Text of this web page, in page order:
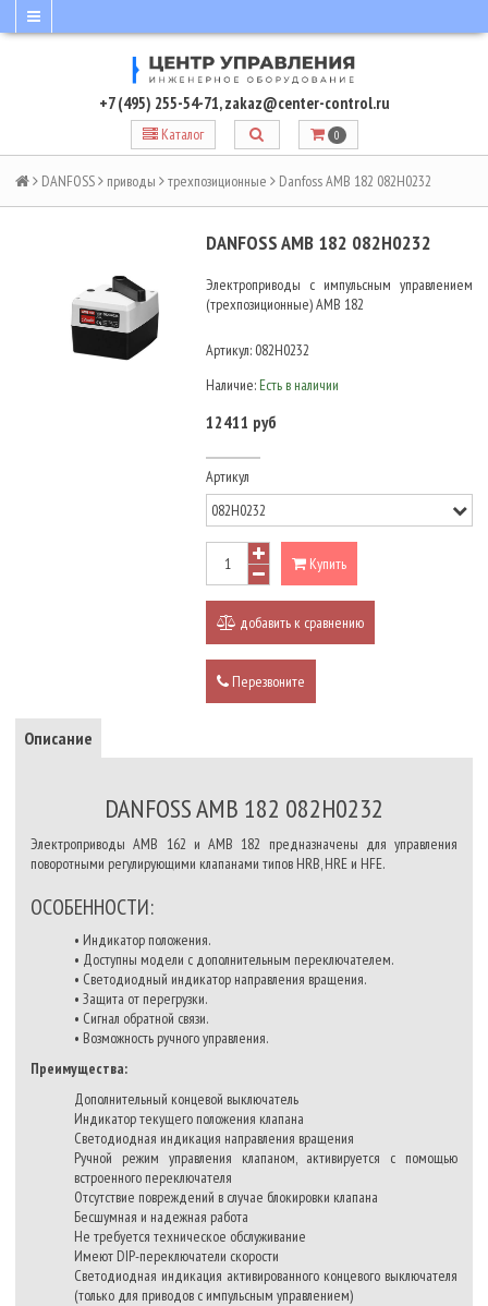
+7 (495) 255-54-71,zakaz@center-control.ru
Каталог 0
DANFOSS приводы трехпозиционные Danfoss AMB 182 082H0232
DANFOSS AMB 182 082H0232
Электроприводы с импульсным управлением
(трехпозиционные) AMB 182
Артикул: 082H0232
Наличие: Есть в наличии
12411 руб
Артикул
Купить
добавить к сравнению
Перезвоните
Описание
DANFOSS AMB 182 082H0232
Электроприводы AMB 162 и AMB 182 предназначены для управления
поворотными регулирующими клапанами типов HRB, HRE и HFE.
ОСОБЕННОСТИ:
• Индикатор положения.
• Доступны модели с дополнительным переключателем.
• Светодиодный индикатор направления вращения.
• Защита от перегрузки.
• Сигнал обратной связи.
• Возможность ручного управления.
Преимущества:
Дополнительный концевой выключатель
Индикатор текущего положения клапана
Светодиодная индикация направления вращения
Ручной режим управления клапаном, активируется с помощью
встроенного переключателя
Отсутствие повреждений в случае блокировки клапана
Бесшумная и надежная работа
Не требуется техническое обслуживание
Имеют DIP-переключатели скорости
Светодиодная индикация активированного концевого выключателя
(только для приводов с импульсным управлением)